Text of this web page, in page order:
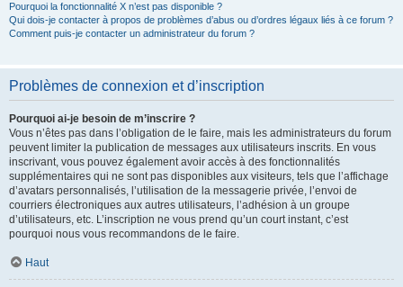
Pourquoi la fonctionnalité X n’est pas disponible ?
Qui dois-je contacter à propos de problèmes d’abus ou d’ordres légaux liés à ce forum ?
Comment puis-je contacter un administrateur du forum ?
Problèmes de connexion et d’inscription
Pourquoi ai-je besoin de m’inscrire ?
Vous n’êtes pas dans l’obligation de le faire, mais les administrateurs du forum
peuvent limiter la publication de messages aux utilisateurs inscrits. En vous
inscrivant, vous pouvez également avoir accès à des fonctionnalités
supplémentaires qui ne sont pas disponibles aux visiteurs, tels que l’affichage
d’avatars personnalisés, l’utilisation de la messagerie privée, l’envoi de
courriers électroniques aux autres utilisateurs, l’adhésion à un groupe
d’utilisateurs, etc. L’inscription ne vous prend qu’un court instant, c’est
pourquoi nous vous recommandons de le faire.
Haut